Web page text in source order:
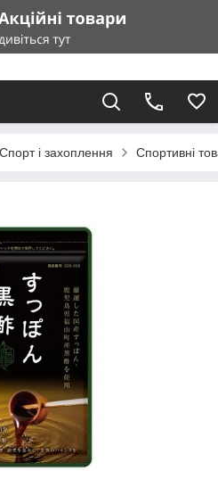
Спорт і захоплення Спортивні